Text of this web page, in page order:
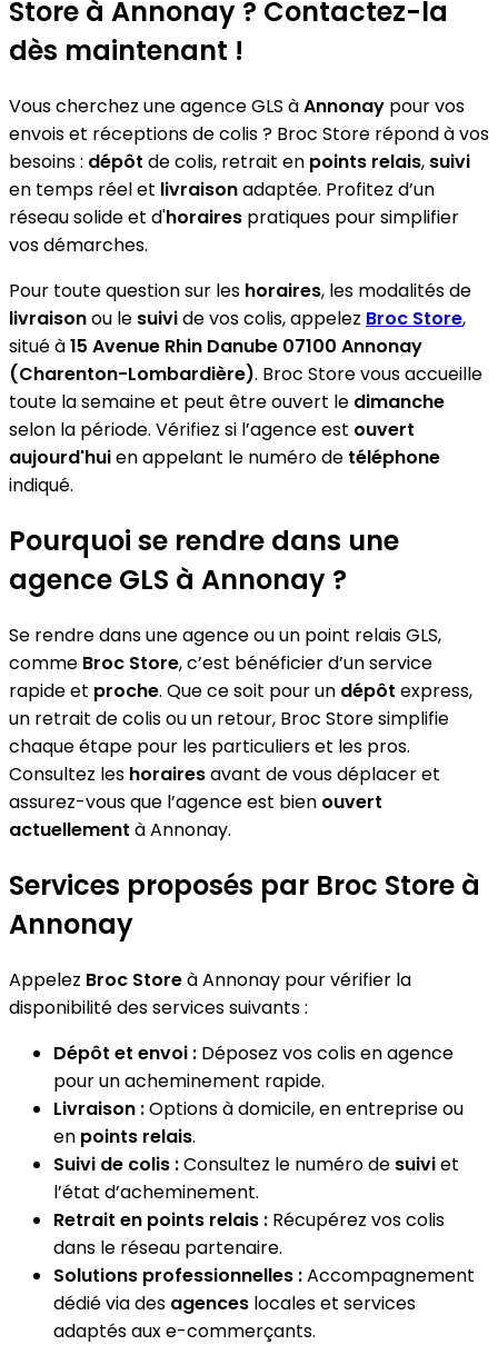
Store à Annonay ? Contactez-la
dès maintenant !
Vous cherchez une agence GLS àAnnonay pour vos
envois et réceptions de colis ? Broc Store répond à vos
besoins : dépôt de colis, retrait en points relais, suivi
en temps réel et livraisonadaptée. Profitez d’un
réseau solide et d'horaires pratiques pour simplifier
vos démarches.
Pour toute question sur les horaires, les modalités de
livraisonou le suivide vos colis, appelez Broc Store,
situé à15 Avenue Rhin Danube 07100 Annonay
(Charenton-Lombardière). Broc Store vous accueille
toute la semaine et peut être ouvert le dimanche
selon la période. Vérifiez si l’agence est ouvert
aujourd'huien appelant le numéro de téléphone
indiqué.
Pourquoi se rendre dans une
agence GLS à Annonay ?
Se rendre dans une agence ou un point relais GLS,
comme Broc Store, c’est bénéficier d’un service
rapide et proche. Que ce soit pour un dépôt express,
un retrait de colis ou un retour, Broc Store simplifie
chaque étape pour les particuliers et les pros.
Consultez les horairesavant de vous déplacer et
assurez-vous que l’agence est bien ouvert
actuellement à Annonay.
Services proposés par Broc Store à
Annonay
Appelez Broc Storeà Annonay pour vérifier la
disponibilité des services suivants :
Dépôt et envoi : Déposez vos colis en agence
pour un acheminement rapide.
Livraison :Options à domicile, en entreprise ou
en points relais.
Suivi de colis :Consultez le numéro de suiviet
l’état d’acheminement.
Retrait en points relais : Récupérez vos colis
dans le réseau partenaire.
Solutions professionnelles :Accompagnement
dédié via des agences locales et services
adaptés aux e-commerçants.